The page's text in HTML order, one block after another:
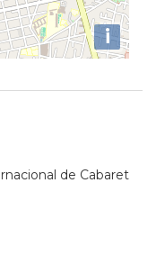
i
de Cabaret